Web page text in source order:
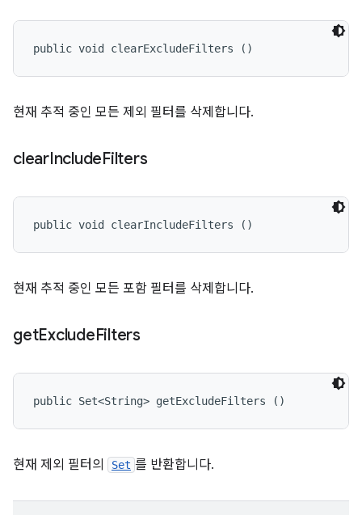
public void clearExcludeFilters ()
현재 추적 중인 모든 제외 필터를 삭제합니다.
clearIncludeFilters
public void clearIncludeFilters ()
현재 추적 중인 모든 포함 필터를 삭제합니다.
getExcludeFilters
public Set<String> getExcludeFilters ()
현재 제외 필터의 Set 를 반환합니다.